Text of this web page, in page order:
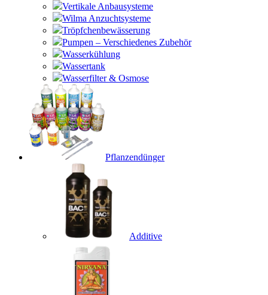
Vertikale Anbausysteme
Wilma Anzuchtsysteme
Tröpfchenbewässerung
Pumpen – Verschiedenes Zubehör
Wasserkühlung
Wassertank
Wasserfilter & Osmose
Pflanzendünger
Additive